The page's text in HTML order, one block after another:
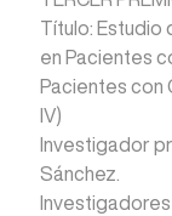
Título: Estudio
en Pacientes
Pacientes con
IV)
Investigador
Sánchez.